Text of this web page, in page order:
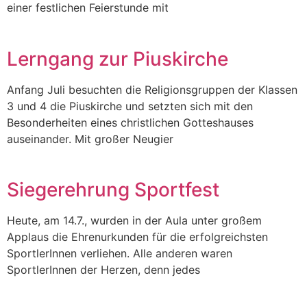
einer festlichen Feierstunde mit
Lerngang zur Piuskirche
Anfang Juli besuchten die Religionsgruppen der Klassen
3 und 4 die Piuskirche und setzten sich mit den
Besonderheiten eines christlichen Gotteshauses
auseinander. Mit großer Neugier
Siegerehrung Sportfest
Heute, am 14.7., wurden in der Aula unter großem
Applaus die Ehrenurkunden für die erfolgreichsten
SportlerInnen verliehen. Alle anderen waren
SportlerInnen der Herzen, denn jedes